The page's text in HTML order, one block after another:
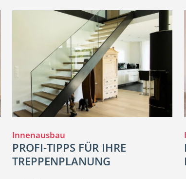
Innenausbau
PROFI-TIPPS FÜR IHRE
TREPPENPLANUNG